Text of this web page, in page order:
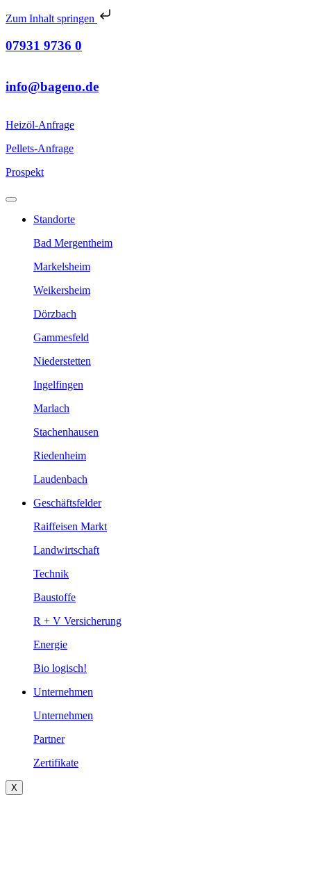
Zum Inhalt springen
07931 9736 0
info@bageno.de
Heizöl-Anfrage
Pellets-Anfrage
Prospekt
Standorte
Bad Mergentheim
Markelsheim
Weikersheim
Dörzbach
Gammesfeld
Niederstetten
Ingelfingen
Marlach
Stachenhausen
Riedenheim
Laudenbach
Geschäftsfelder
Raiffeisen Markt
Landwirtschaft
Technik
Baustoffe
R + V Versicherung
Energie
Bio logisch!
Unternehmen
Unternehmen
Partner
Zertifikate
X